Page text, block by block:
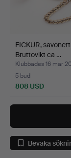
FICKUR,
Bruttovikt ca …
Klubbades 16 mar
5 bud
808 USD
Bevaka